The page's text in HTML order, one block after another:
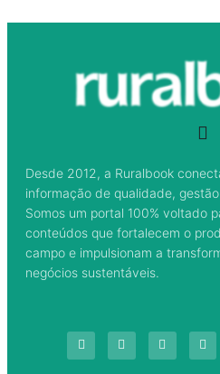
Desde 2012, a Ruralbook
informação de qualidade,
Somos um portal 100% voltado
conteúdos que fortalecem o
campo e impulsionam a
negócios sustentáveis.